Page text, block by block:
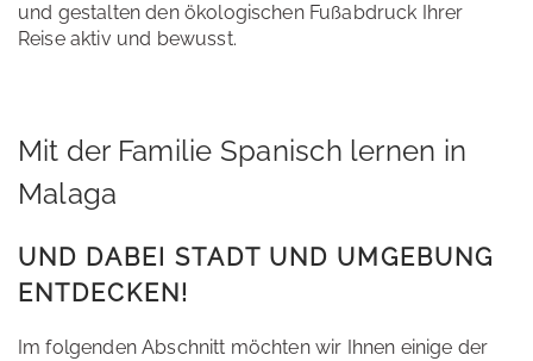
und gestalten den ökologischen Fußabdruck Ihrer
Reise aktiv und bewusst.
Mit der Familie Spanisch lernen in
Malaga
UND DABEI STADT UND UMGEBUNG
ENTDECKEN!
Im folgenden Abschnitt möchten wir Ihnen einige der